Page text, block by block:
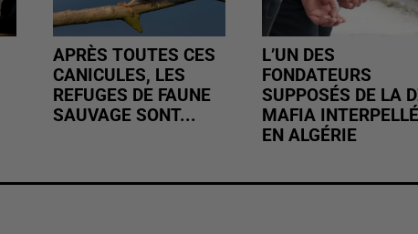
APRÈS TOUTES CES
CANICULES, LES
REFUGES DE FAUNE
SAUVAGE SONT...
L’UN DES
FONDATEURS
SUPPOSÉS DE LA
MAFIA INTERPELLÉ
EN ALGÉRIE